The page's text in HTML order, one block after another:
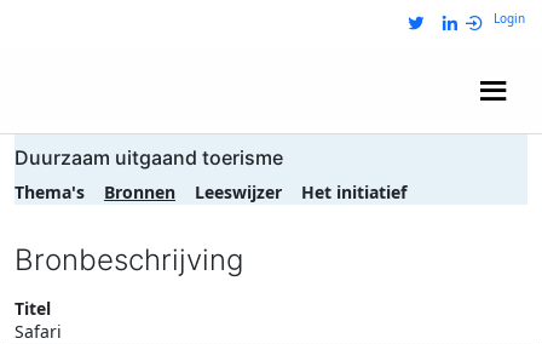
Login
Duurzaam uitgaand toerisme
Thema's Bronnen Leeswijzer Het initiatief
Bronbeschrijving
Titel
Safari